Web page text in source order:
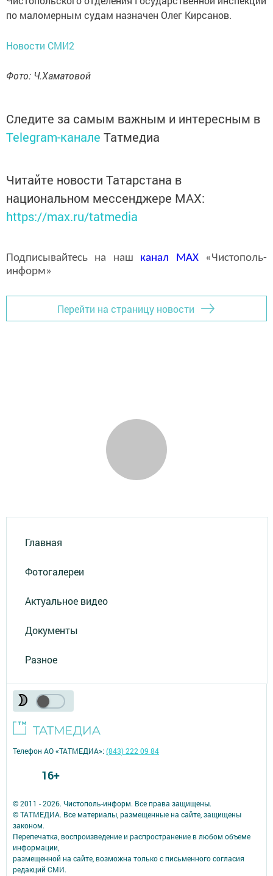
по маломерным судам назначен Олег Кирсанов.
Новости СМИ2
Фото: Ч.Хаматовой
Следите за самым важным и интересным в
Telegram-канале Татмедиа
Читайте новости Татарстана в
национальном мессенджере MАХ:
https://max.ru/tatmedia
Подписывайтесь на наш канал MAX«Чистополь-
информ»
Перейти на страницу новости
Главная
Фотогалереи
Актуальное видео
Документы
Разное
© 2011 - 2026. Чистополь-информ. Все права защищены.
© ТАТМЕДИА. Все материалы, размещенные на сайте, защищены
законом.
Перепечатка, воспроизведение и распространение в любом объеме
информации,
размещенной на сайте, возможна только с письменного согласия
редакций СМИ.
Телефон АО «ТАТМЕДИА»:(843) 222 09 84
16+